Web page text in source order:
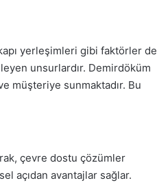
yerleşimleri gibi faktörler de
unsurlardır. Demirdöküm
müşteriye sunmaktadır. Bu
çevre dostu çözümler
açıdan avantajlar sağlar.